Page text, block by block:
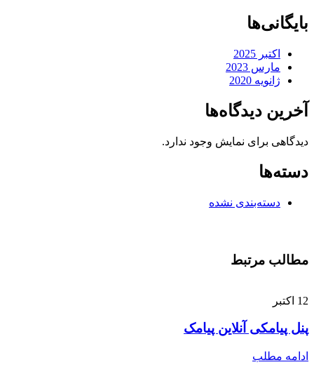
بایگانی‌ها
اکتبر 2025
مارس 2023
ژانویه 2020
آخرین دیدگاه‌ها
دیدگاهی برای نمایش وجود ندارد.
دسته‌ها
دسته‌بندی نشده
مطالب مرتبط
12 اکتبر
پنل پیامکی آنلاین پیامک
ادامه مطلب